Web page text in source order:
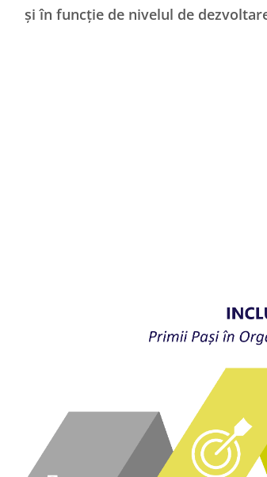
și în funcție de nivelul de